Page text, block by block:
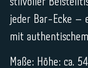
stilvoller
jeder Bar-Ecke –
mit
Maße: Höhe: ca.